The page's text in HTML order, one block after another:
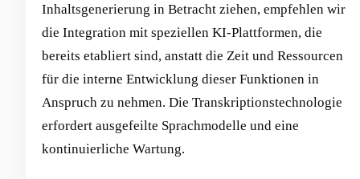
Inhaltsgenerierung in Betracht ziehen, empfehlen wir
die Integration mit speziellen KI-Plattformen, die
bereits etabliert sind, anstatt die Zeit und Ressourcen
für die interne Entwicklung dieser Funktionen in
Anspruch zu nehmen. Die Transkriptionstechnologie
erfordert ausgefeilte Sprachmodelle und eine
kontinuierliche Wartung.